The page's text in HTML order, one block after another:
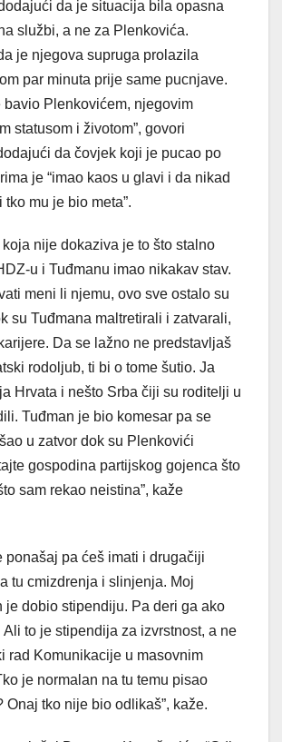
da je situacija bila opasna
službi, a ne za Plenkovića.
je njegova supruga prolazila
par minuta prije same pucnjave.
bavio Plenkovićem, njegovim
statusom i životom”, govori
da čovjek koji je pucao po
je “imao kaos u glavi i da nikad
tko mu je bio meta”.
koja nije dokaziva je to što stalno
u i Tuđmanu imao nikakav stav.
meni li njemu, ovo sve ostalo su
su Tuđmana maltretirali i zatvarali,
Da se lažno ne predstavljaš
rodoljub, ti bi o tome šutio. Ja
Hrvata i nešto Srba čiji su roditelji u
Tuđman je bio komesar pa se
u zatvor dok su Plenkovići
gospodina partijskog gojenca što
sam rekao neistina”, kaže
ponašaj pa ćeš imati i drugačiji
tu cmizdrenja i slinjenja. Moj
je dobio stipendiju. Pa deri ga ako
to je stipendija za izvrstnost, a ne
rad Komunikacije u masovnim
je normalan na tu temu pisao
Onaj tko nije bio odlikaš”, kaže.